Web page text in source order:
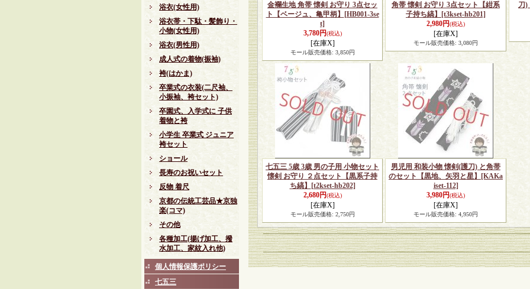
浴衣(女性用)
浴衣帯・下駄・髪飾り・
小物(女性用)
浴衣(男性用)
成人式の着物(振袖)
袴(はかま)
卒業式の衣装(二尺袖、
小振袖、袴セット)
卒園式、入学式に 子供
着物と袴
小学生 卒業式 ジュニア
袴セット
ショール
長寿のお祝いセット
反物 着尺
京都の伝統工芸品★京独
楽(コマ)
その他
各種加工(揚げ加工、撥
水加工、家紋入れ他)
個人情報保護ポリシー
七五三
金襴生地 角帯 懐剣 お守り 3点セッ
ト【ベージュ、亀甲柄】
[HB001-3se
t]
3,780円(税込)
[在庫X]
モール販売価格: 3,850円
角帯 懐剣 お守り 3点セット【紺系
子持ち縞】
[t3kset-hb201]
2,980円(税込)
[在庫X]
モール販売価格: 3,080円
刀)
七五三 5歳 3歳 男の子用 小物セット
懐剣 お守り ２点セット【黒系子持
ち縞】
[t2kset-hb202]
2,680円(税込)
[在庫X]
モール販売価格: 2,750円
男児用 和装小物 懐剣(護刀) と角帯
のセット【黒地、矢羽と星】
[KAKa
iset-112]
3,980円(税込)
[在庫X]
モール販売価格: 4,950円